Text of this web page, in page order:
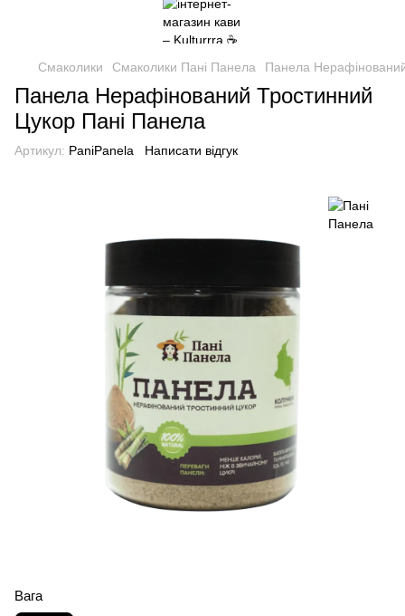
Смаколики Смаколики Пані Панела Панела
Панела Нерафінований Тростинний
Цукор Пані Панела
Артикул: PaniPanela Написати відгук
Вага